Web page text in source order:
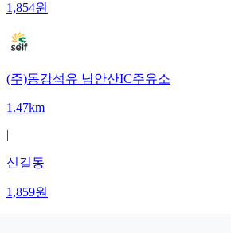
1,854원
(주)동강석유 남안산IC주유소
1.47km
|
신길동
1,859원